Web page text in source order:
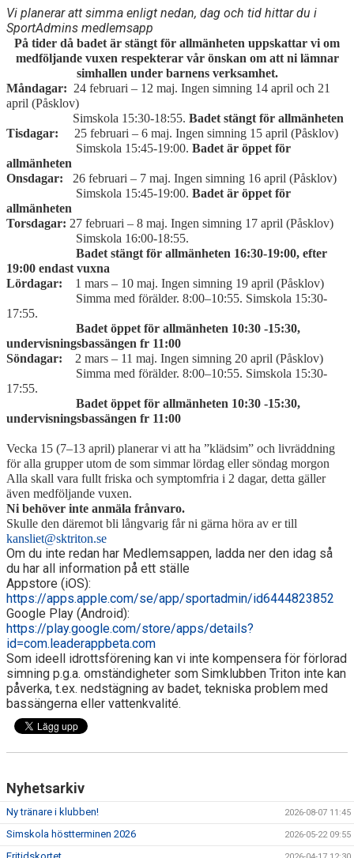
Vi planerar att simma enligt nedan, dag och tid hittar du i
SportAdmins medlemsapp
På tider då badet är stängt för allmänheten uppskattar vi om
medföljande vuxen respekterar vår önskan om att ni lämnar
simhallen under barnens verksamhet.
Måndagar: 24 februari – 12 maj. Ingen simning 14 april och 21
april (Påsklov)
Simskola 15:30-18:55. Badet stängt för allmänheten
Tisdagar:
25 februari – 6 maj. Ingen simning 15 april (Påsklov)
Simskola 15:45-19:00. Badet är öppet för
allmänheten
Onsdagar:
26 februari – 7 maj. Ingen simning 16 april (Påsklov)
Simskola 15:45-19:00. Badet är öppet för
allmänheten
Torsdagar: 27 februari – 8 maj. Ingen simning 17 april (Påsklov)
Simskola 16:00-18:55.
Badet stängt för allmänheten 16:30-19:00, efter
19:00 endast vuxna
Lördagar:
1 mars – 10 maj. Ingen simning 19 april (Påsklov)
Simma med förälder. 8:00–10:55. Simskola 15:30-
17:55.
Badet öppet för allmänheten 10:30 -15:30,
undervisningsbassängen fr 11:00
Söndagar:
2 mars – 11 maj. Ingen simning 20 april (Påsklov)
Simma med förälder. 8:00–10:55. Simskola 15:30-
17:55.
Badet öppet för allmänheten 10:30 -15:30,
undervisningsbassängen fr 11:00
Vecka 15 (7–13 april) planerar vi att ha ”klädsim” och livräddning
för alla grupper utom de som simmar lördag eller söndag morgon
Alla skall vara fullt friska och symptomfria i 2 dagar, detta gäller
även medföljande vuxen.
Ni behöver inte anmäla frånvaro.
Skulle den däremot bli långvarig får ni gärna höra av er till
kansliet@sktriton.se
Om du inte redan har Medlemsappen, ladda ner den idag så
du har all information på ett ställe
Appstore (iOS):
https://apps.apple.com/se/app/sportadmin/id6444823852
Google Play (Android):
https://play.google.com/store/apps/details?
id=com.leaderappbeta.com
Som ideell idrottsförening kan vi inte kompensera för förlorad
simning p.g.a. omständigheter som Simklubben Triton inte kan
påverka, t.ex. nedstägning av badet, tekniska problem med
bassängerna eller vattenkvalité.
Nyhetsarkiv
Ny tränare i klubben! 2026-08-07 11:45
Simskola höstterminen 2026 2026-05-22 09:55